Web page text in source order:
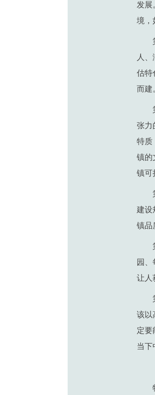
发展
境，
人
估特
而建
张力
特质
镇的
镇可
建设
镇品
园
让人
该以
定要
当下